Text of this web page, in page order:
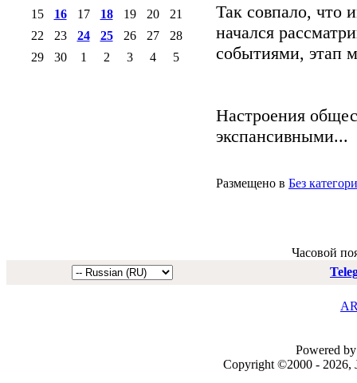
Так совпало, что
начался
событиями, этап
Настроения
экспансивными...
Размещено в Без
15
16 17 18 19 20
21
22
23 24 25 26 27
28
29
30 1 2 3 4 5
Часовой
Powered
Copyright ©2000 - 2026,